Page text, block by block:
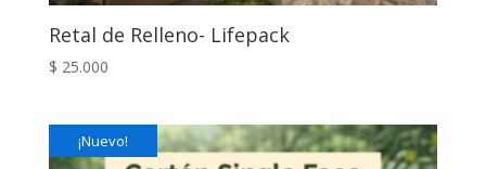
Retal de Relleno- Lifepack
$ 25.000
¡Nuevo!